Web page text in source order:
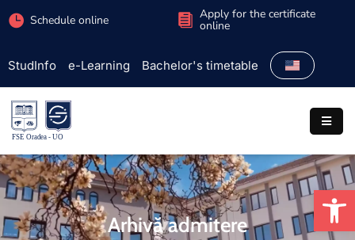
Schedule online Apply for the certificate
online
StudInfo e-Learning Bachelor's timetable
Faculty
Admission
Study
programs
Students
Research Arhivă admitere